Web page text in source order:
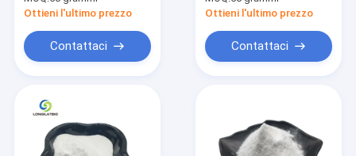
68-8
Ottieni l'ultimo prezzo
Contattaci
Ottieni l'ultimo prezzo
Contattaci